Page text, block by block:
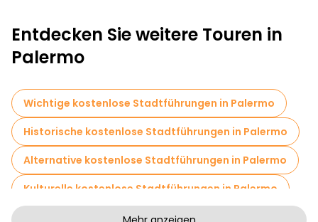
Entdecken Sie weitere Touren in
Palermo
Wichtige kostenlose Stadtführungen in Palermo
Historische kostenlose Stadtführungen in Palermo
Alternative kostenlose Stadtführungen in Palermo
Kulturelle kostenlose Stadtführungen in Palermo
Kunstfreie Stadtführungen in Palermo